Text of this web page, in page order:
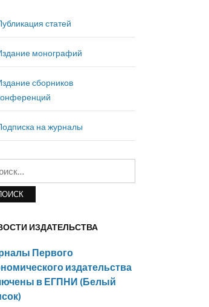
статей
монографий
сборников
на журналы
ИЗДАТЕЛЬСТВА
Первого
издательства
в ЕГПНИ (Белый